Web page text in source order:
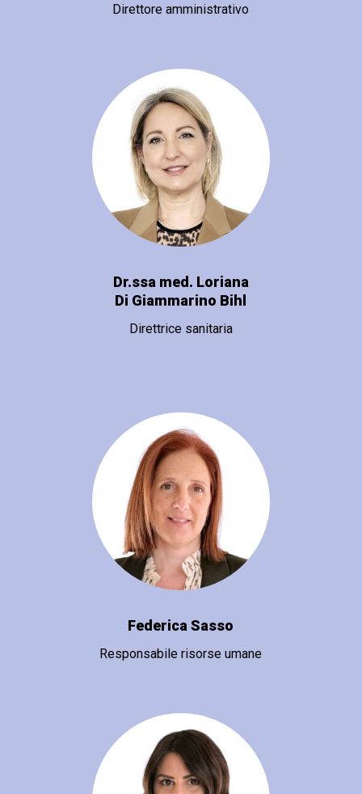
Direttore amministrativo
Dr.ssa med. Loriana
Di Giammarino Bihl
Direttrice sanitaria
Federica Sasso
Responsabile risorse umane